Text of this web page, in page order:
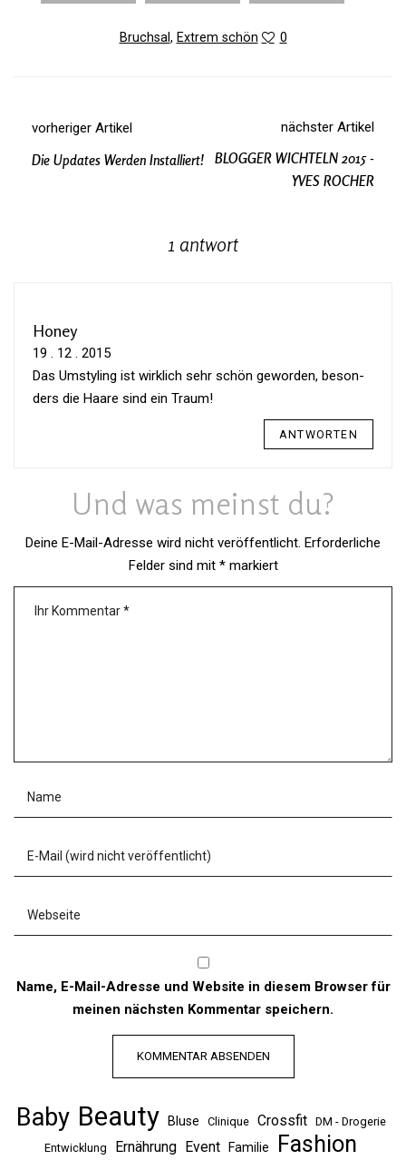
Bruchsal , Extrem schön 0
vorheriger Artikel
Die Updates Werden Installiert!
nächster Artikel
BLOGGER WICHTELN 2015 -
YVES ROCHER
1 antwort
Honey
19 . 12 . 2015
Das Umsty­ling ist wirk­lich sehr schön geworden, beson­
ders die Haare sind ein Traum!
ANTWORTEN
Und was meinst du?
Deine E-Mail-Adresse wird nicht veröffentlicht. Erforderliche
Felder sind mit *markiert
Name, E-Mail-Adresse und Website in diesem Browser für
meinen nächsten Kommentar speichern.
Baby Beauty Bluse Clinique Crossfit
DM - Drogerie
Entwicklung
Ernährung Event Familie Fashion